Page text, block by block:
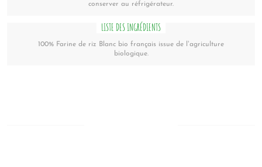
conserver au réfrigérateur.
LISTE DES INGRÉDIENTS
100% Farine de riz Blanc bio français issue de l’agriculture
biologique.